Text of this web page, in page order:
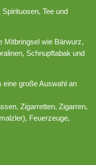
Tee und
Mitbringsel wie Bärwurz,
Schnupftabak und
große Auswahl an
Zigarretten, Zigarren,
Feuerzeuge,